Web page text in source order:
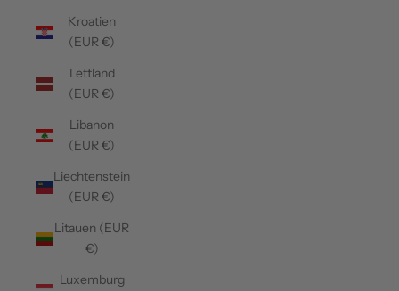
Kroatien
(EUR €)
Lettland
(EUR €)
Libanon
(EUR €)
Liechtenstein
(EUR €)
Litauen (EUR
€)
Luxemburg